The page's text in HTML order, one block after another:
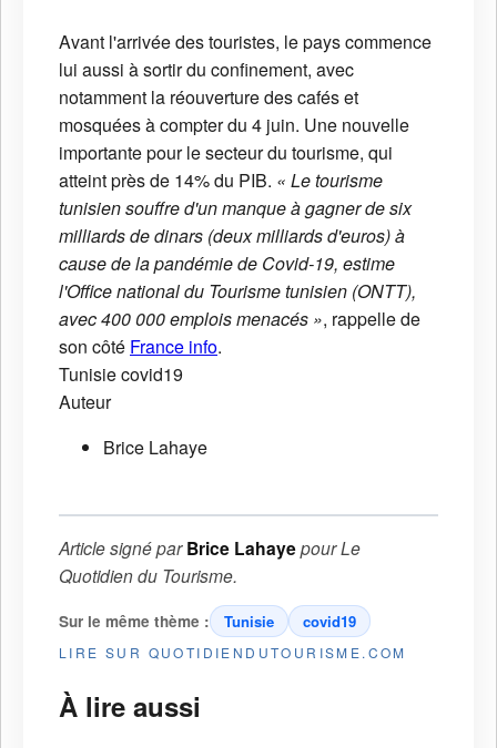
Avant l'arrivée des touristes, le pays commence
lui aussi à sortir du confinement, avec
notamment la réouverture des cafés et
mosquées à compter du 4 juin. Une nouvelle
importante pour le secteur du tourisme, qui
atteint près de 14% du PIB. « Le tourisme
tunisien souffre d'un manque à gagner de six
milliards de dinars (deux milliards d'euros) à
cause de la pandémie de Covid-19, estime
l'Office national du Tourisme tunisien (ONTT),
avec 400 000 emplois menacés », rappelle de
son côté France info.
Tunisiecovid19
Auteur
Brice Lahaye
Article signé parBrice LahayepourLe
Quotidien du Tourisme.
Sur le même thème : Tunisie covid19
LIRE SUR QUOTIDIENDUTOURISME.COM
À lire aussi